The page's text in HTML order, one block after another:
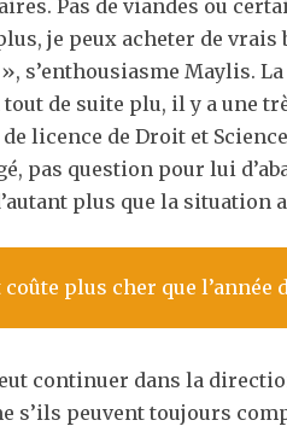
Pas de viandes ou
je peux acheter de
s’enthousiasme Maylis.
de suite plu, il y a une
licence de Droit et
pas question pour lui
plus que la situation
coûte plus cher que
continuer dans la
s’ils peuvent toujours